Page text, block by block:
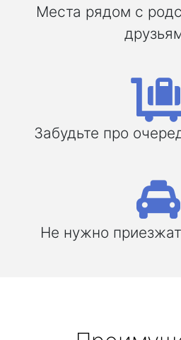
Места рядом с
Забудьте про
Не нужно